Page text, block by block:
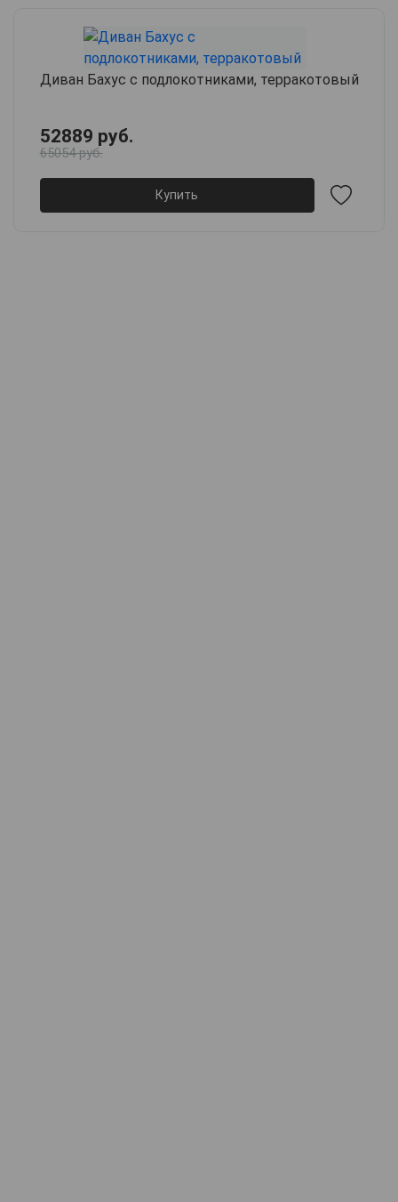
Диван Бахус с подлокотниками, терракотовый
52889 руб.
65054 руб.
Купить